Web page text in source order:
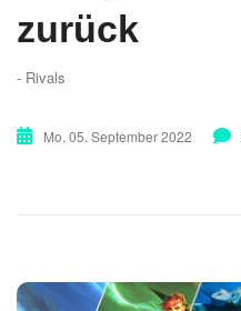
zurück
- Rivals
Mo. 05. September 2022